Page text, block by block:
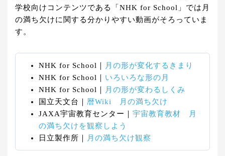
学校向けコンテンツである「NHK for School」では月
の満ち欠けに関する分かりやすい動画がそろっていま
す。
NHK for School｜
月の形が変化するきまり
NHK for School｜ いろいろな形の月
NHK for School｜
月の形が変わるしくみ
国立天文台｜ 暦Wiki 月の満ち欠け
JAXA宇宙教育センター｜ 宇宙教育教材 月
の満ち欠けを観察しよう
日立製作所｜
月の満ち欠け観察